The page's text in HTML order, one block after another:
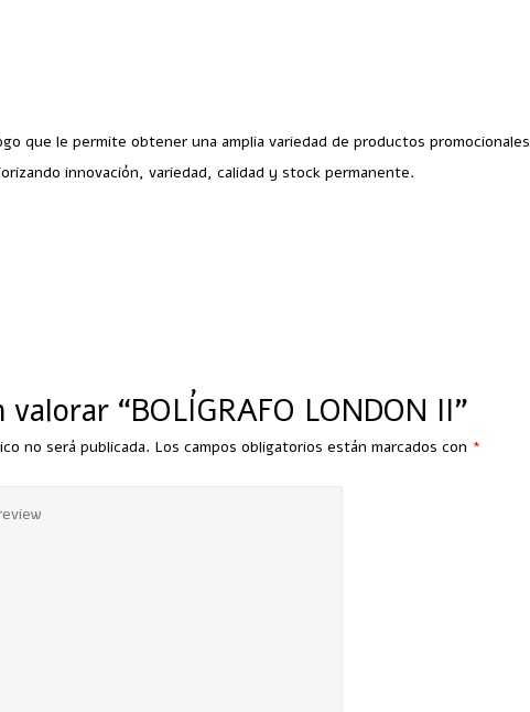
que le permite obtener una amplia variedad de productos promocionales
innovación, variedad, calidad y stock permanente.
“BOLÍGRAFO LONDON II”
no será publicada. Los campos obligatorios están marcados con *